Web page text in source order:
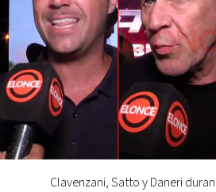
Clavenzani, Satto y Daneri